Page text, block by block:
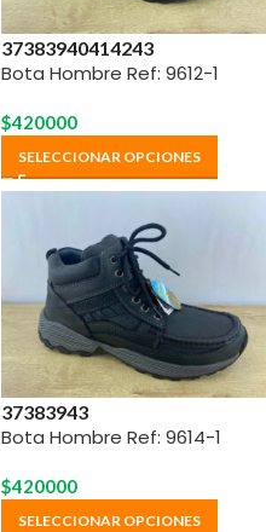
37383940414243
Bota Hombre Ref: 9612-1
$420000
SELECCIONAR OPCIONES
37383943
Bota Hombre Ref: 9614-1
$420000
SELECCIONAR OPCIONES